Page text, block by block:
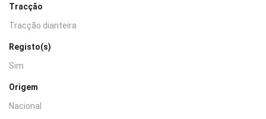
Tracção
Tracção dianteira
Registo(s)
Sim
Origem
Nacional